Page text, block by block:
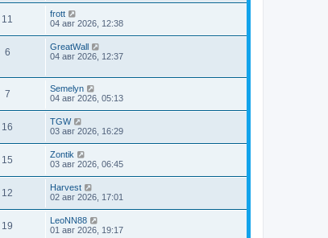
11
frott
04 авг 2026, 12:38
6
GreatWall
04 авг 2026, 12:37
7
Semelyn
04 авг 2026, 05:13
16
TGW
03 авг 2026, 16:29
15
Zontik
03 авг 2026, 06:45
12
Harvest
02 авг 2026, 17:01
19
LeoNN88
01 авг 2026, 19:17